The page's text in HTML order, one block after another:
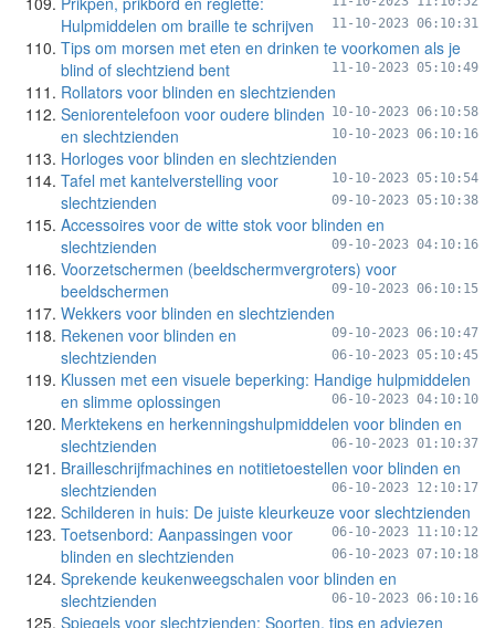
Hulpmiddelen om braille te schrijven
11-10-2023 06:10:31
Tips om morsen met eten en drinken te voorkomen als je
blind of slechtziend bent
11-10-2023 05:10:49
Rollators voor blinden en slechtzienden
10-10-2023 06:10:58
Seniorentelefoon voor oudere blinden
en slechtzienden
10-10-2023 06:10:16
Horloges voor blinden en slechtzienden
10-10-2023 05:10:54
Tafel met kantelverstelling voor
slechtzienden
09-10-2023 05:10:38
Accessoires voor de witte stok voor blinden en
slechtzienden
09-10-2023 04:10:16
Voorzetschermen (beeldschermvergroters) voor
beeldschermen
09-10-2023 06:10:15
Wekkers voor blinden en slechtzienden
09-10-2023 06:10:47
Rekenen voor blinden en
slechtzienden
06-10-2023 05:10:45
Klussen met een visuele beperking: Handige hulpmiddelen
en slimme oplossingen
06-10-2023 04:10:10
Merktekens en herkenningshulpmiddelen voor blinden en
slechtzienden
06-10-2023 01:10:37
Brailleschrijfmachines en notitietoestellen voor blinden en
slechtzienden
06-10-2023 12:10:17
Schilderen in huis: De juiste kleurkeuze voor slechtzienden
06-10-2023 11:10:12
Toetsenbord: Aanpassingen voor
blinden en slechtzienden
06-10-2023 07:10:18
Sprekende keukenweegschalen voor blinden en
slechtzienden
06-10-2023 06:10:16
Spiegels voor slechtzienden: Soorten, tips en adviezen